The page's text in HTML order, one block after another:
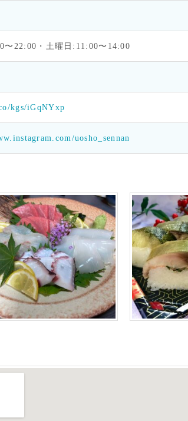
〜22:00・土曜日:11:00〜14:00
kgs/iGqNYxp
uosho_sennan